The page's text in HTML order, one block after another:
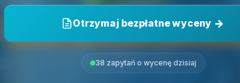
Otrzymaj bezpłatne wyceny
38 zapytań o wycenę dzisiaj